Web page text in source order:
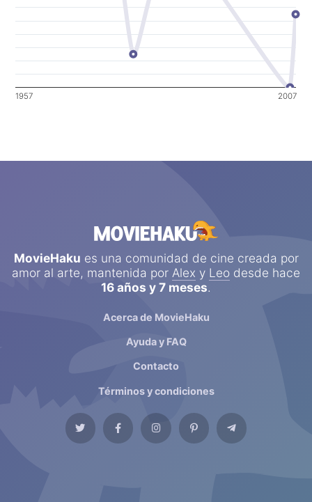
1957 2007
MovieHaku es una comunidad de cine creada por
amor al arte, mantenida por Alex y Leo desde hace
16 años y 7 meses.
Acerca de MovieHaku
Ayuda y FAQ
Contacto
Términos y condiciones